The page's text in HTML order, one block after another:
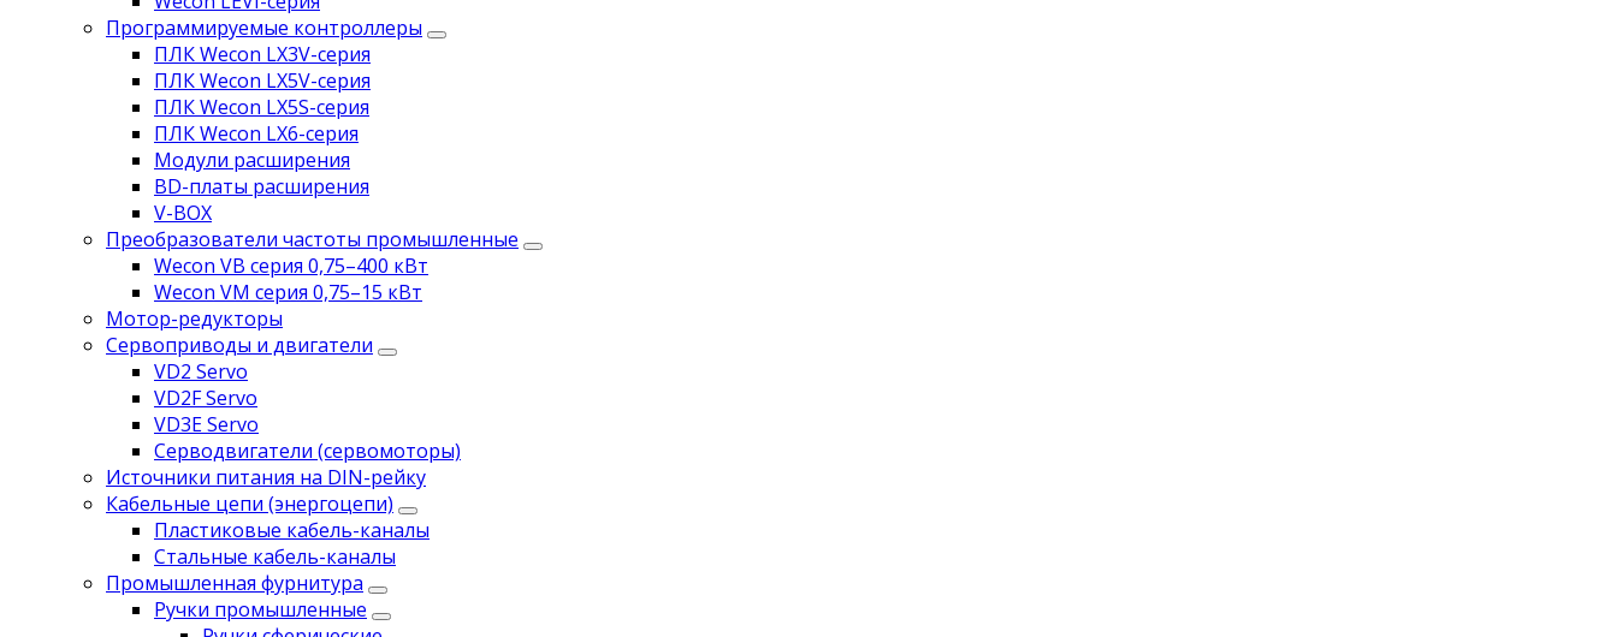
Программируемые контроллеры
ПЛК Wecon LX3V-серия
ПЛК Wecon LX5V-серия
ПЛК Wecon LX5S-серия
ПЛК Wecon LX6-серия
Модули расширения
BD-платы расширения
V-BOX
Преобразователи частоты промышленные
Wecon VB серия 0,75–400 кВт
Wecon VM серия 0,75–15 кВт
Мотор-редукторы
Сервоприводы и двигатели
VD2 Servo
VD2F Servo
VD3E Servo
Серводвигатели (сервомоторы)
Источники питания на DIN-рейку
Кабельные цепи (энергоцепи)
Пластиковые кабель-каналы
Стальные кабель-каналы
Промышленная фурнитура
Ручки промышленные